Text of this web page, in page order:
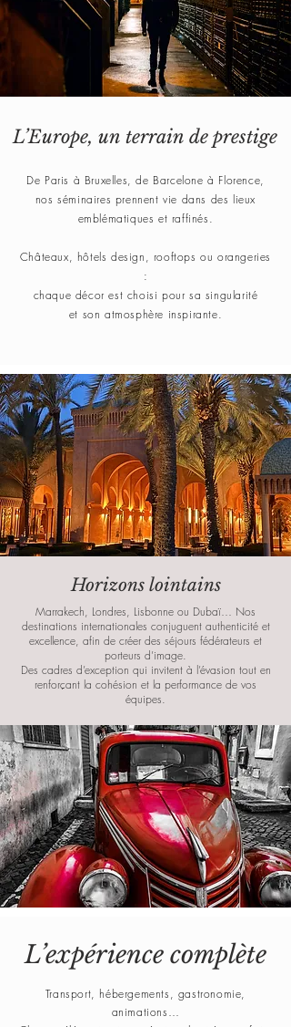
L’Europe, un terrain de prestige
De Paris à Bruxelles, de Barcelone à Florence,
nos séminaires prennent vie dans des lieux
emblématiqueset raffinés.
Châteaux, hôtels design, rooftops ou orangeries
:
chaque décor est choisi pour sa singularité
et son atmosphère inspirante.
Horizons lointains
Marrakech, Londres, Lisbonne ou Dubaï… Nos
destinations internationales conjuguent authenticité et
excellence, afin de créer des séjours fédérateurs et
porteurs d’image.
Des cadres d’exception qui invitent à l’évasion tout en
renforçant la cohésion et la performance de vos
équipes.
L’expérience complète
Transport, hébergements, gastronomie,
animations…